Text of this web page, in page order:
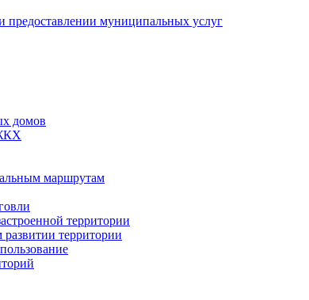
муниципальных услуг
домов
маршрутам
территории
территории